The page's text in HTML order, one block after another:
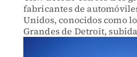
fabricantes de
Unidos, conocidos como
Grandes de Detroit,